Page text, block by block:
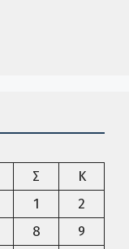
Παρασκευή
Σ Σάββατο
Κ
1
2
8
9